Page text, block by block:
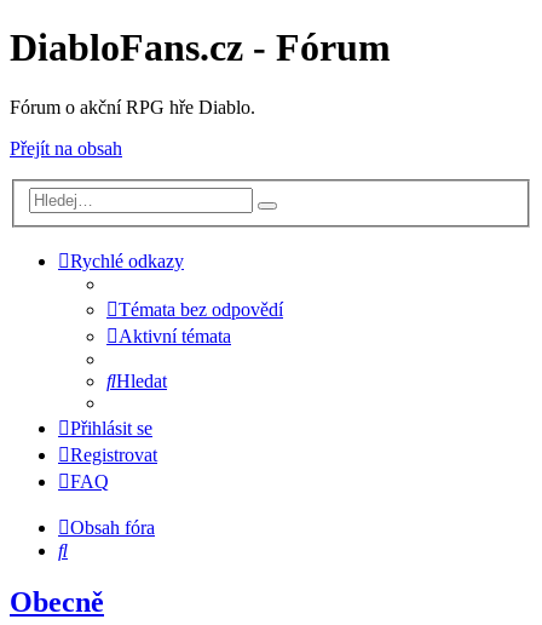
DiabloFans.cz - Fórum
Fórum o akční RPG hře Diablo.
Přejít na obsah
Rychlé odkazy
Témata bez odpovědí
Aktivní témata
Hledat
Přihlásit se
Registrovat
FAQ
Obsah fóra
Hledat
Obecně